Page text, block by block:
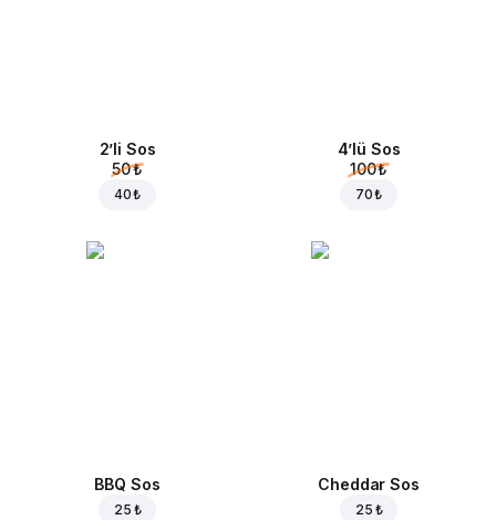
2’li Sos
50 ₺
40 ₺
4’lü Sos
100 ₺
70 ₺
BBQ Sos
25 ₺
Cheddar Sos
25 ₺